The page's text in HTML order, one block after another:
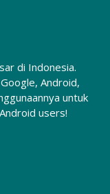
di Indonesia.
Android,
untuk
users!